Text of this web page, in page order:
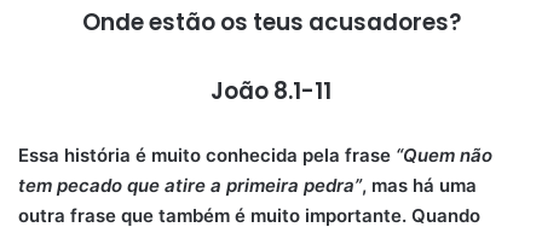
Onde estão os teus acusadores?
João 8.1-11
Essa história é muito conhecida pela frase “Quem não
tem pecado que atire a primeira pedra”, mas há uma
outra frase que também é muito importante. Quando